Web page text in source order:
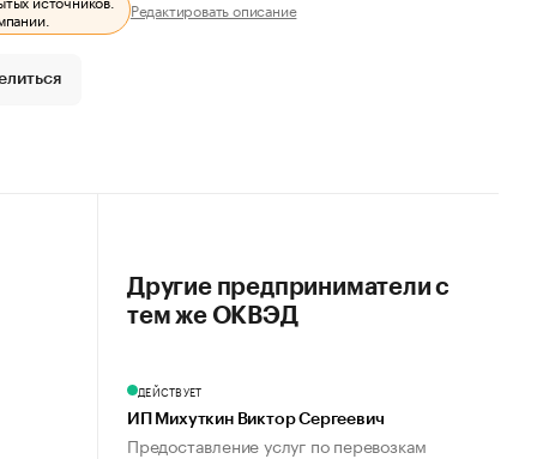
Редактировать описание
Другие предприниматели с
тем же ОКВЭД
ДЕЙСТВУЕТ
ИП Михуткин Виктор Сергеевич
Предоставление услуг по перевозкам